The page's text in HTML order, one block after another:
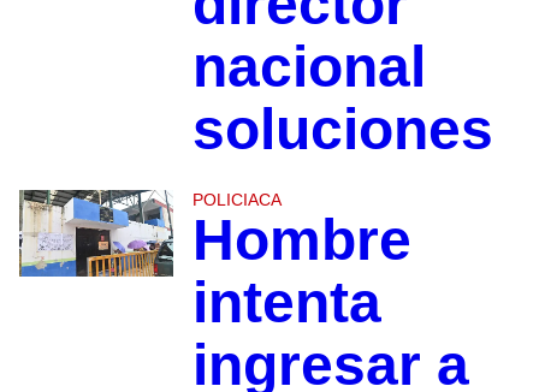
nacional
soluciones
POLICIACA
Hombre
intenta
ingresar a